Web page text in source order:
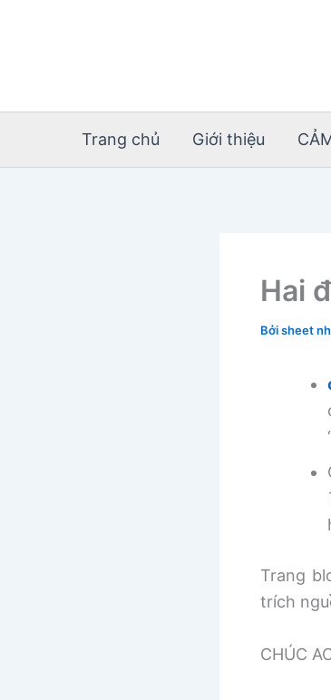
Trang chủ Giới thiệu
Hai
Bởisheet
Trang
trích
CHÚC